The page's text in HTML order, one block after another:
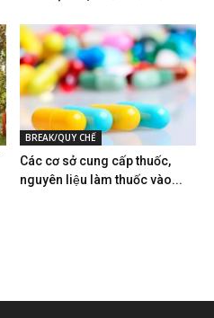
BREAK/QUY CHẾ
Các cơ sở cung cấp thuốc,
nguyên liệu làm thuốc vào...